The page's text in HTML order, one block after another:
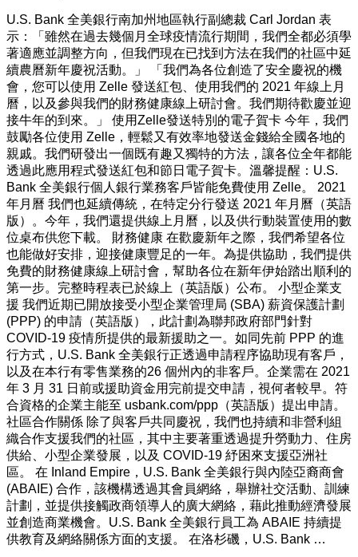
年
帶
來
無
限
可
能
與
機
會，
令
人
期
待。
在
U.S.
Bank
全
美
銀
行，
我
們
提
供
一
些
機
會
讓
各
位
U.S. Bank 全美銀行南加州地區執行副總裁 Carl Jordan 表
示：「雖然在過去幾個月全球疫情流行期間，我們全都必須學
著適應並調整方向，但我們現在已找到方法在我們的社區中延
續農曆新年慶祝活動。」 「我們為各位創造了安全慶祝的機
會，您可以使用 Zelle 發送紅包、使用我們的 2021 年線上月
曆，以及參與我們的財務健康線上研討會。我們期待歡慶並迎
接牛年的到來。」 使用Zelle發送特別的電子賀卡 今年，我們
鼓勵各位使用 Zelle，輕鬆又有效率地發送金錢給全國各地的
親戚。我們研發出一個既有趣又獨特的方法，讓各位全年都能
透過此應用程式發送紅包和節日電子賀卡。溫馨提醒：U.S.
Bank 全美銀行個人銀行業務客戶皆能免費使用 Zelle。 2021
年月曆 我們也延續傳統，在特定分行發送 2021 年月曆（英語
版）。今年，我們還提供線上月曆，以及供行動裝置使用的數
位桌布供您下載。 財務健康 在歡慶新年之際，我們希望各位
也能做好安排，迎接健康豐足的一年。為提供協助，我們提供
免費的財務健康線上研討會，幫助各位在新年伊始踏出順利的
第一步。完整時程表已於線上（英語版）公布。 小型企業支
援 我們近期已開放接受小型企業管理局 (SBA) 薪資保護計劃
(PPP) 的申請（英語版），此計劃為聯邦政府部門針對
COVID-19 疫情所提供的最新援助之一。如同先前 PPP 的進
行方式，U.S. Bank 全美銀行正透過申請程序協助現有客戶，
以及在本行有零售業務的26 個州內的非客戶。企業需在 2021
年 3 月 31 日前或援助資金用完前提交申請，視何者較早。符
合資格的企業主能至 usbank.com/ppp（英語版）提出申請。
社區合作關係 除了與客戶共同慶祝，我們也持續和非營利組
織合作支援我們的社區，其中主要著重透過提升勞動力、住房
供給、小型企業發展，以及 COVID-19 紓困來支援亞洲社
區。 在 Inland Empire，U.S. Bank 全美銀行與內陸亞裔商會
(ABAIE) 合作，該機構透過其會員網絡，舉辦社交活動、訓練
計劃，並提供接觸政商領導人的廣大網絡，藉此推動經濟發展
並創造商業機會。U.S. Bank 全美銀行員工為 ABAIE 持續提
供教育及網絡關係方面的支援。 在洛杉磯，U.S. Bank …